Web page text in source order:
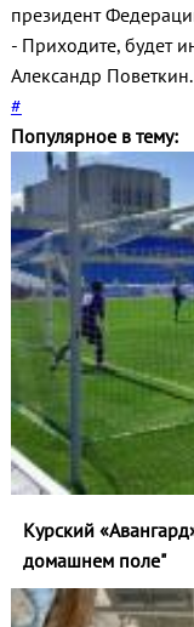
президент
- Приходите, будет
Александр Поветкин.
#
Популярное в тему:
Курский
домашнем поле"